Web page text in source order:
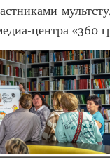
центра «360